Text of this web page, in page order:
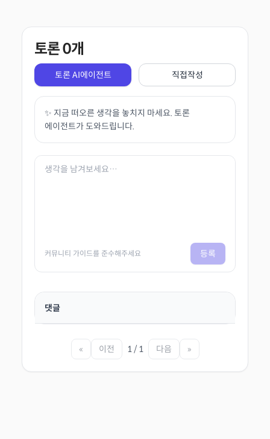
토론0개
토론 AI에이전트 직접작성
✨ 지금 떠오른 생각을 놓치지 마세요. 토론
에이전트가 도와드립니다.
커뮤니티 가이드를 준수해주세요 등록
댓글
« 이전 1 / 1 다음 »